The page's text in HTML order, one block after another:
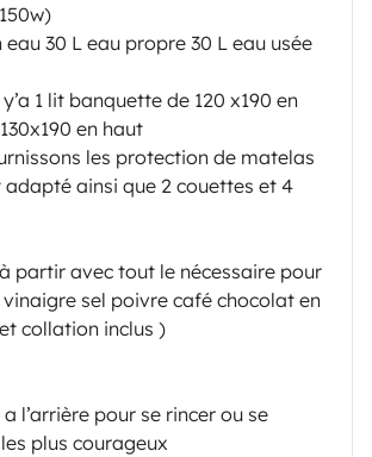
30 L eau propre 30 L eau usée
1 lit banquette de 120 x190 en
en haut
les protection de matelas
ainsi que 2 couettes et 4
partir avec tout le nécessaire pour
sel poivre café chocolat en
collation inclus )
l’arrière pour se rincer ou se
plus courageux